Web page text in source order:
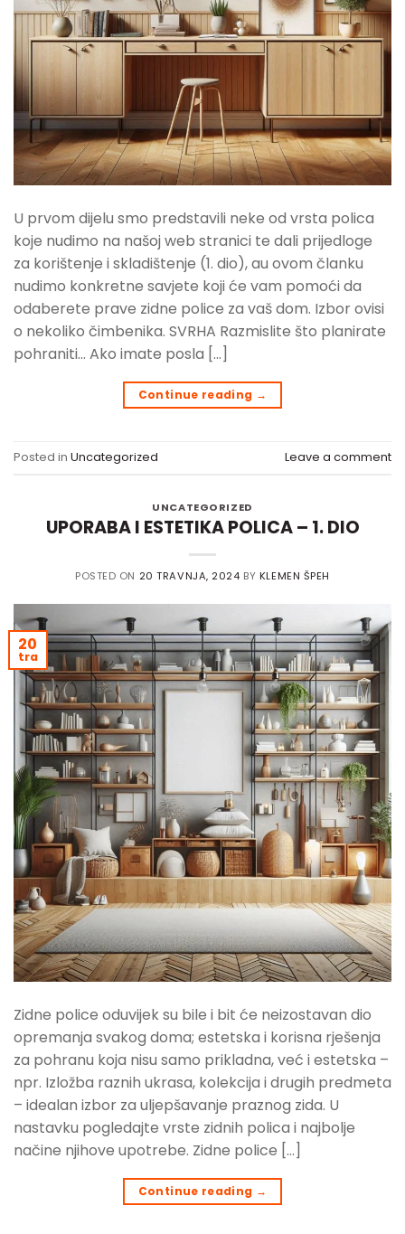
U prvom dijelu smo predstavili neke od vrsta polica
koje nudimo na našoj web stranici te dali prijedloge
za korištenje i skladištenje (1. dio), au ovom članku
nudimo konkretne savjete koji će vam pomoći da
odaberete prave zidne police za vaš dom. Izbor ovisi
o nekoliko čimbenika. SVRHA Razmislite što planirate
pohraniti… Ako imate posla […]
Continue reading →
Posted in Uncategorized Leave a comment
UNCATEGORIZED
UPORABA I ESTETIKA POLICA – 1. DIO
POSTED ON 20 TRAVNJA, 2024 BY KLEMEN ŠPEH
20
tra
Zidne police oduvijek su bile i bit će neizostavan dio
opremanja svakog doma; estetska i korisna rješenja
za pohranu koja nisu samo prikladna, već i estetska –
npr. Izložba raznih ukrasa, kolekcija i drugih predmeta
– idealan izbor za uljepšavanje praznog zida. U
nastavku pogledajte vrste zidnih polica i najbolje
načine njihove upotrebe. Zidne police […]
Continue reading →